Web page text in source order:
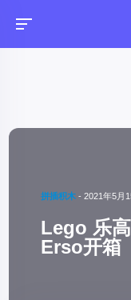
拼插积木 -2021年5月
Lego 乐
Erso开箱